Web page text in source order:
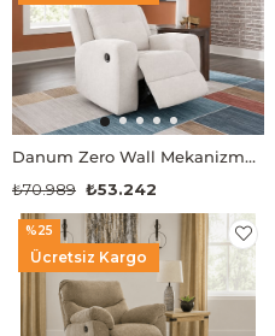
Danum Zero Wall Mekanizmalı TV Koltuğu
₺53.242
₺70.989
Ücretsiz Kargo
%25